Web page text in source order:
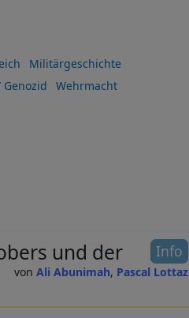
Militärgeschichte
Wehrmacht
Info
Ali Abunimah Pascal Lottaz
und der